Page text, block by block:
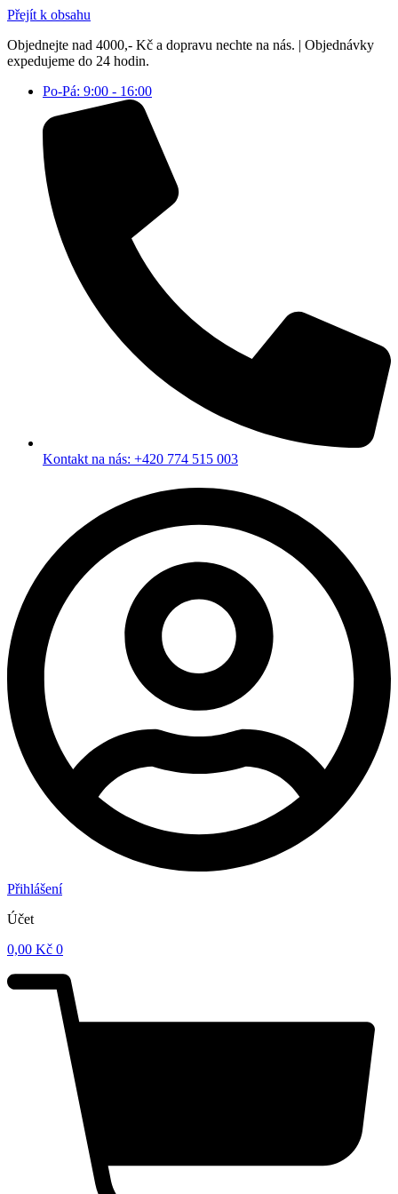
Přejít k obsahu
Objednejte nad 4000,- Kč a dopravu nechte na nás. | Objednávky
expedujeme do 24 hodin.
Po-Pá: 9:00 - 16:00
Kontakt na nás: +420 774 515 003
Přihlášení
Účet
0,00 Kč 0